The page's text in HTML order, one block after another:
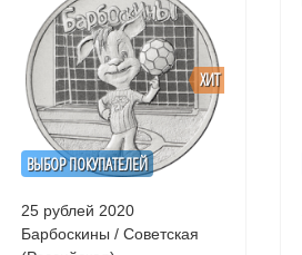
ВЫБОР ПОКУПАТЕЛЕЙ
ХИТ
25 рублей 2020
Барбоскины / Советская